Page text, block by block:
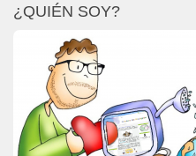
¿QUIÉN SOY?